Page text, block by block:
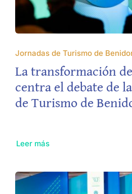
Jornadas de Turismo de
La transformación
centra el debate de
de Turismo de
Leer más